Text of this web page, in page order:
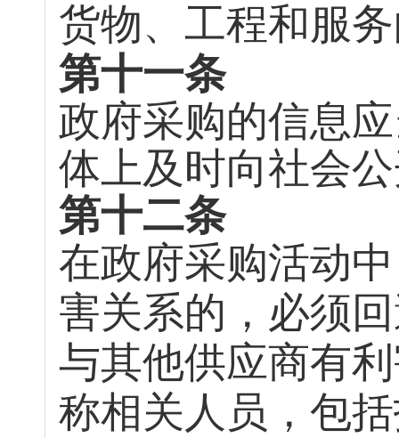
货物、工程和服
第十一条
政府采购的信息
体上及时向社会
第十二条
在政府采购活动
害关系的，必须
与其他供应商有
称相关人员，包